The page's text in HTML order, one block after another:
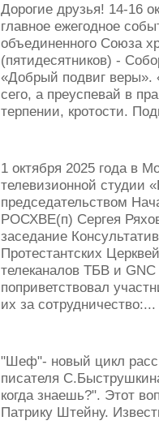
Дорогие друзья! 14-16
главное ежегодное
объединенного Союза
(пятидесятников) -
«Добрый подвиг веры».
сего, а преуспевай в
терпении, кротости.
1 октября 2025 года в
телевизионной студии
председательством
РОСХВЕ(п) Сергея
заседание
Протестантских
телеканалов ТБВ и
поприветствовал
их за сотрудничество:...
"Шеф"- новый цикл
писателя
когда знаешь?". Этот
Патрику Штейну.